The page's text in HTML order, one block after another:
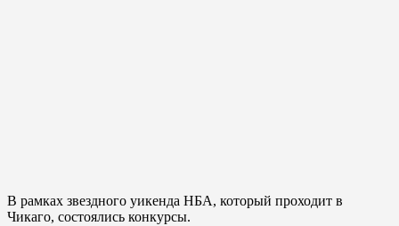
В рамках звездного уикенда НБА, который проходит в
Чикаго, состоялись конкурсы.